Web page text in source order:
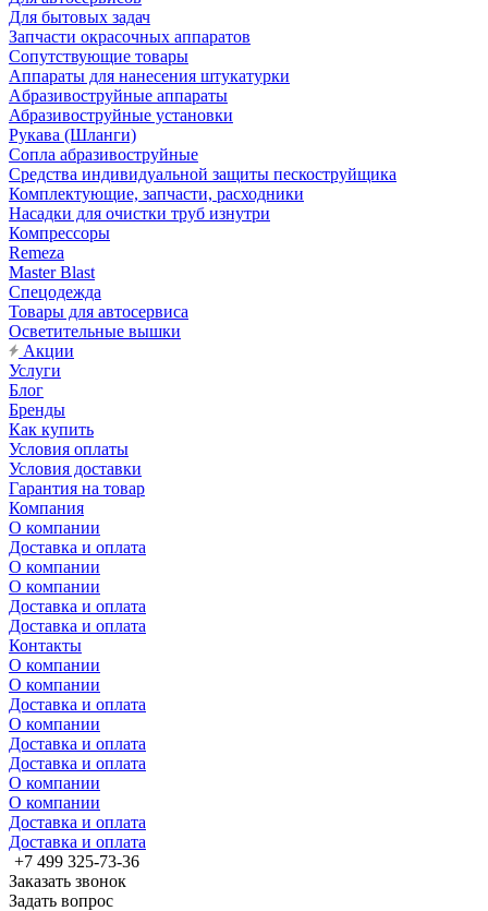
Для бытовых задач
Запчасти окрасочных аппаратов
Сопутствующие товары
Аппараты для нанесения штукатурки
Aбразивоструйные аппараты
Абразивоструйные установки
Рукава (Шланги)
Сопла абразивоструйные
Средства индивидуальной защиты пескоструйщика
Комплектующие, запчасти, расходники
Насадки для очистки труб изнутри
Компрессоры
Remeza
Master Blast
Спецодежда
Товары для автосервиса
Осветительные вышки
Акции
Услуги
Блог
Бренды
Как купить
Условия оплаты
Условия доставки
Гарантия на товар
Компания
О компании
Доставка и оплата
О компании
О компании
Доставка и оплата
Доставка и оплата
Контакты
О компании
О компании
Доставка и оплата
О компании
Доставка и оплата
Доставка и оплата
О компании
О компании
Доставка и оплата
Доставка и оплата
+7 499 325-73-36
Заказать звонок
Задать вопрос